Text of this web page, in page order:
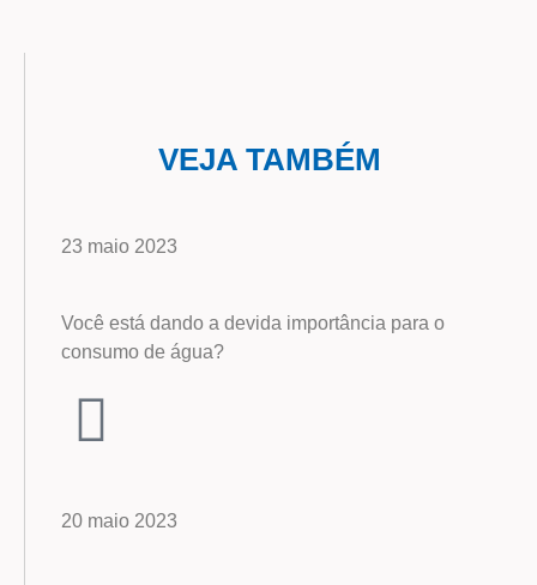
VEJA TAMBÉM
23 maio 2023
Você está dando a devida importância para o
consumo de água?
20 maio 2023